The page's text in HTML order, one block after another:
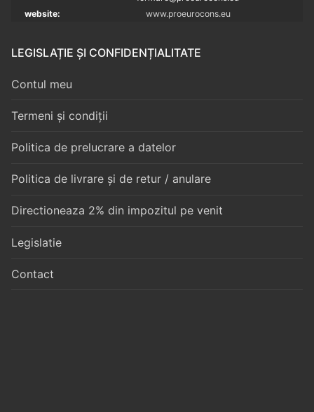
website:
www.proeurocons.eu
LEGISLAȚIE ȘI CONFIDENȚIALITATE
Contul meu
Termeni și condiții
Politica de prelucrare a datelor
Politica de livrare și de retur / anulare
Directioneaza 2% din impozitul pe venit
Legislatie
Contact